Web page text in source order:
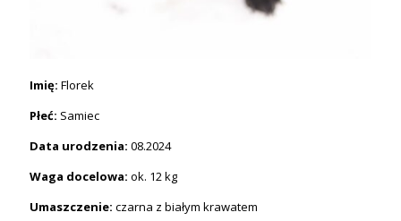
Imię: Florek
Płeć: Samiec
Data urodzenia: 08.2024
Waga docelowa: ok. 12 kg
Umaszczenie: czarna z białym krawatem